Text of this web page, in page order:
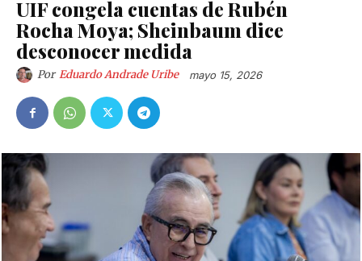
UIF congela cuentas de Rubén
Rocha Moya; Sheinbaum dice
desconocer medida
Por Eduardo Andrade Uribe mayo 15, 2026